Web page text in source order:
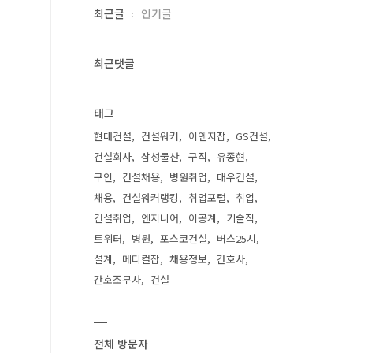
최근글 인기글
최근댓글
태그
현대건설 건설워커 이엔지잡
GS건설
건설회사
삼성물산 구직
유종현
구인
건설채용 병원취업
대우건설
채용
건설워커랭킹 취업포털
취업
건설취업
엔지니어 이공계
기술직
트위터
병원 포스코건설
버스25시
설계
메디컬잡 채용정보
간호사
간호조무사
건설
전체 방문자